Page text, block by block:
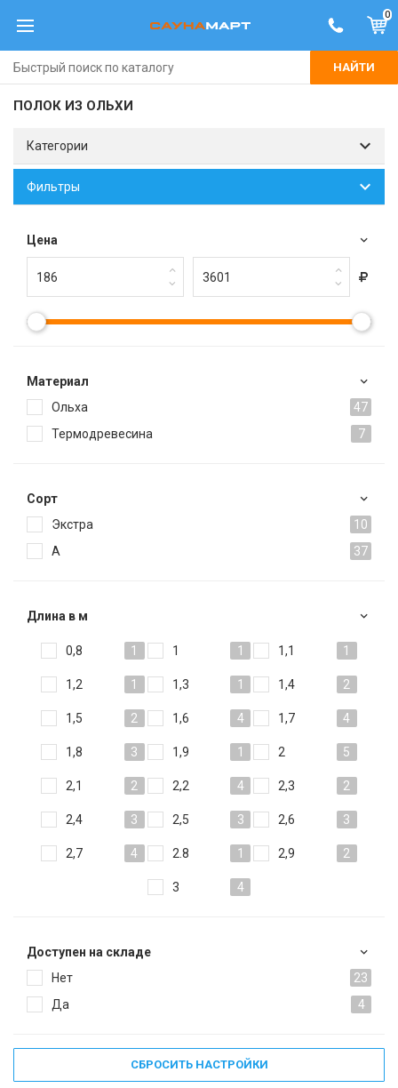
0
НАЙТИ
ПОЛОК ИЗ ОЛЬХИ
Категории
Фильтры
Цена
Материал
Ольха
47
Термодревесина
7
Сорт
Экстра
10
А
37
Длина в м
0,8 1 1 1 1,1 1
1,2 1 1,3 1 1,4 2
1,5 2 1,6 4 1,7 4
1,8 3 1,9 1 2 5
2,1 2 2,2 4 2,3 2
2,4 3 2,5 3 2,6 3
2,7 4 2.8 1 2,9 2
3 4
Доступен на складе
Нет
23
Да
4
СБРОСИТЬ НАСТРОЙКИ